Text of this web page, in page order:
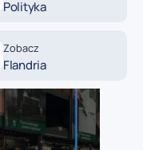
Polityka
Zobacz
Flandria